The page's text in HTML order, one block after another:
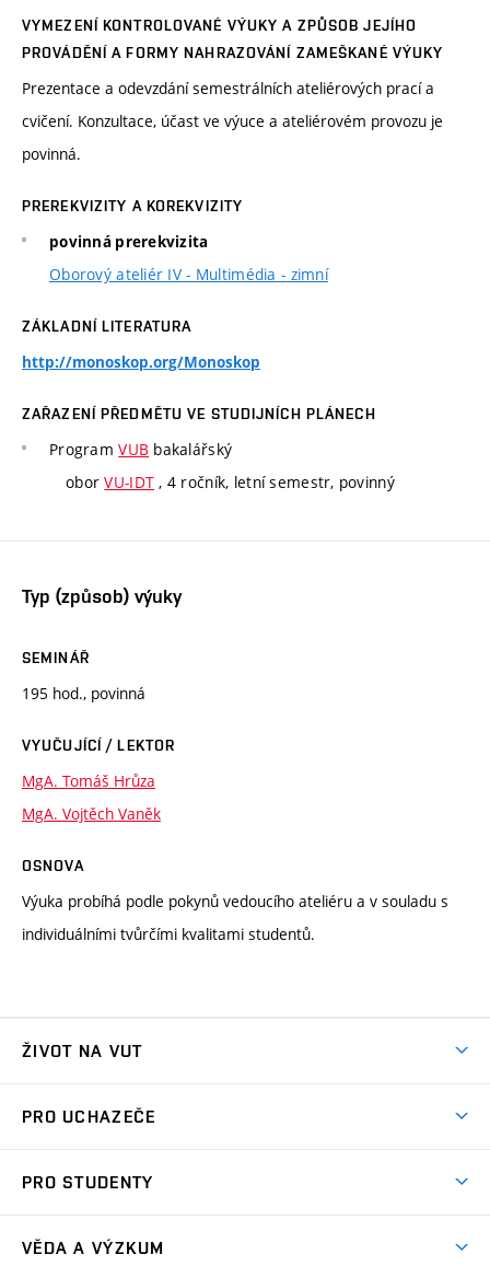
VYMEZENÍ KONTROLOVANÉ VÝUKY A ZPŮSOB JEJÍHO
PROVÁDĚNÍ A FORMY NAHRAZOVÁNÍ ZAMEŠKANÉ VÝUKY
Prezentace a odevzdání semestrálních ateliérových prací a
cvičení. Konzultace, účast ve výuce a ateliérovém provozu je
povinná.
PREREKVIZITY A KOREKVIZITY
povinná prerekvizita
Oborový ateliér IV - Multimédia - zimní
ZÁKLADNÍ LITERATURA
http://monoskop.org/Monoskop
ZAŘAZENÍ PŘEDMĚTU VE STUDIJNÍCH PLÁNECH
ProgramVUB bakalářský
oborVU-IDT , 4 ročník, letní semestr, povinný
Typ (způsob) výuky
SEMINÁŘ
195 hod., povinná
VYUČUJÍCÍ / LEKTOR
MgA. Tomáš Hrůza
MgA. Vojtěch Vaněk
OSNOVA
Výuka probíhá podle pokynů vedoucího ateliéru a v souladu s
individuálními tvůrčími kvalitami studentů.
ŽIVOT NA VUT
Koleje
Sport na VUT
PRO UCHAZEČE
Dny otevřených dveří
PRO STUDENTY
VĚDA A VÝZKUM